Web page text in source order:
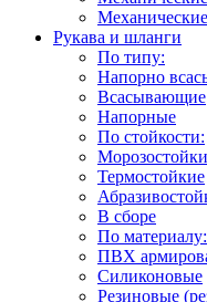
Рукава и шланги
По типу:
Напорно
Всасывающие
Напорные
По стойкости:
Термостойкие
В сборе
По материалу:
ПВХ
Силиконовые
Резиновые